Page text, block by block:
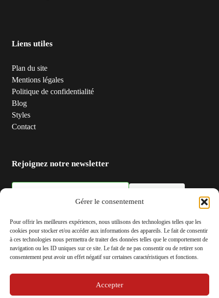
Gérer le consentement
Pour offrir les meilleures expériences, nous utilisons des technologies telles que les
cookies pour stocker et/ou accéder aux informations des appareils. Le fait de consentir
à ces technologies nous permettra de traiter des données telles que le comportement de
navigation ou les ID uniques sur ce site. Le fait de ne pas consentir ou de retirer son
consentement peut avoir un effet négatif sur certaines caractéristiques et fonctions.
Accepter
Liens utiles
Plan du site
Mentions légales
Politique de confidentialité
Blog
Styles
Contact
Rejoignez notre newsletter